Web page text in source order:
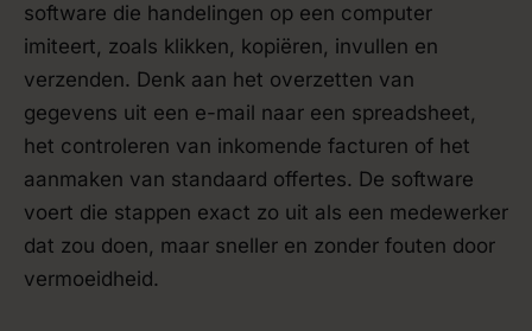
software die handelingen op een computer
imiteert, zoals klikken, kopiëren, invullen en
verzenden. Denk aan het overzetten van
gegevens uit een e-mail naar een spreadsheet,
het controleren van inkomende facturen of het
aanmaken van standaard offertes. De software
voert die stappen exact zo uit als een medewerker
dat zou doen, maar sneller en zonder fouten door
vermoeidheid.